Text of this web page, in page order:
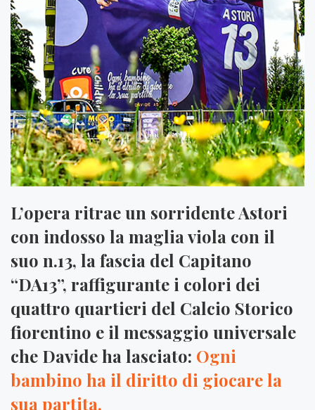
L’opera ritrae un sorridente Astori
con indosso la maglia viola con il
suo n.13, la fascia del Capitano
“DA13”, raffigurante i colori dei
quattro quartieri del Calcio Storico
fiorentino e il messaggio universale
che Davide ha lasciato: Ogni
bambino ha il diritto di giocare la
sua partita.